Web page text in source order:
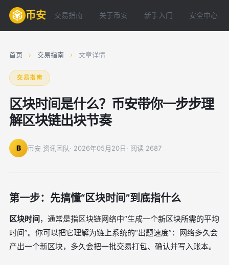
币安 交易指南 关于币安 新手入门 安全中心
首页 › 交易指南 › 文章详情
交易指南
区块时间是什么？币安带你一步步理
解区块链出块节奏
B 币安 资讯团队· 2026年05月20日· 阅读 2687
第一步：先搞懂“区块时间”到底指什么
区块时间，通常是指区块链网络中“生成一个新区块所需的平均
时间”。你可以把它理解为链上系统的“出题速度”：网络多久会
产出一个新区块，多久会把一批交易打包、确认并写入账本。